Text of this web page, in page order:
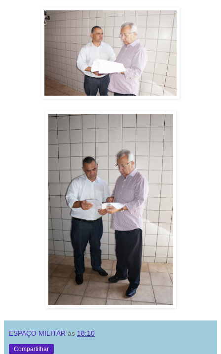
ESPAÇO MILITAR às 18:10
Compartilhar